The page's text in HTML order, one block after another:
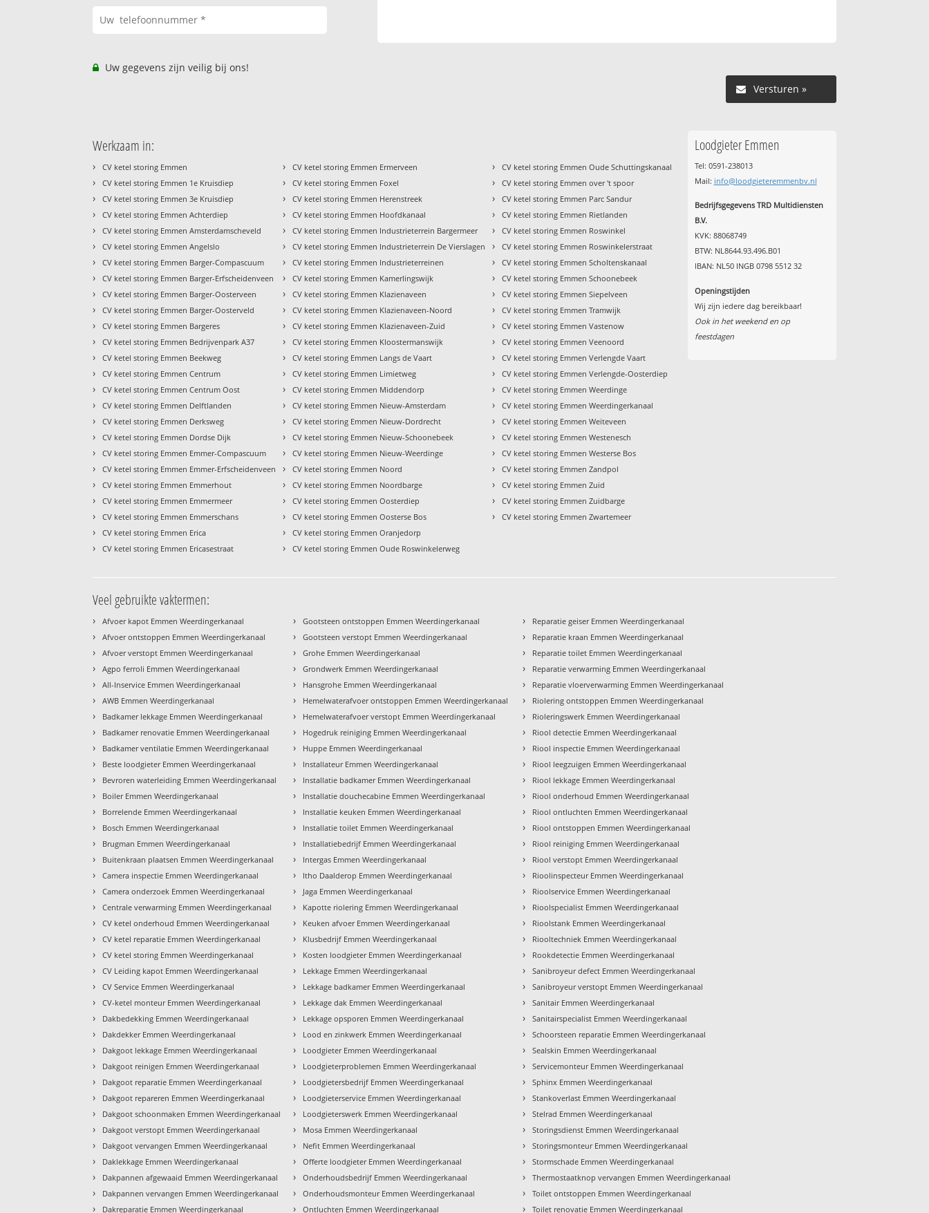
Uw gegevens zijn veilig bij ons!
Versturen »
Werkzaam in:
› CV ketel storing Emmen
› CV ketel storing Emmen 1e Kruisdiep
› CV ketel storing Emmen 3e Kruisdiep
› CV ketel storing Emmen Achterdiep
› CV ketel storing Emmen Amsterdamscheveld
› CV ketel storing Emmen Angelslo
› CV ketel storing Emmen Barger-Compascuum
› CV ketel storing Emmen Barger-Erfscheidenveen
› CV ketel storing Emmen Barger-Oosterveen
› CV ketel storing Emmen Barger-Oosterveld
› CV ketel storing Emmen Bargeres
› CV ketel storing Emmen Bedrijvenpark A37
› CV ketel storing Emmen Beekweg
› CV ketel storing Emmen Centrum
› CV ketel storing Emmen Centrum Oost
› CV ketel storing Emmen Delftlanden
› CV ketel storing Emmen Derksweg
› CV ketel storing Emmen Dordse Dijk
› CV ketel storing Emmen Emmer-Compascuum
› CV ketel storing Emmen Emmer-Erfscheidenveen
› CV ketel storing Emmen Emmerhout
› CV ketel storing Emmen Emmermeer
› CV ketel storing Emmen Emmerschans
› CV ketel storing Emmen Erica
› CV ketel storing Emmen Ericasestraat
› CV ketel storing Emmen Ermerveen
› CV ketel storing Emmen Foxel
› CV ketel storing Emmen Herenstreek
› CV ketel storing Emmen Hoofdkanaal
› CV ketel storing Emmen Industrieterrein Bargermeer
› CV ketel storing Emmen Industrieterrein De Vierslagen
› CV ketel storing Emmen Industrieterreinen
› CV ketel storing Emmen Kamerlingswijk
› CV ketel storing Emmen Klazienaveen
› CV ketel storing Emmen Klazienaveen-Noord
› CV ketel storing Emmen Klazienaveen-Zuid
› CV ketel storing Emmen Kloostermanswijk
› CV ketel storing Emmen Langs de Vaart
› CV ketel storing Emmen Limietweg
› CV ketel storing Emmen Middendorp
› CV ketel storing Emmen Nieuw-Amsterdam
› CV ketel storing Emmen Nieuw-Dordrecht
› CV ketel storing Emmen Nieuw-Schoonebeek
› CV ketel storing Emmen Nieuw-Weerdinge
› CV ketel storing Emmen Noord
› CV ketel storing Emmen Noordbarge
› CV ketel storing Emmen Oosterdiep
› CV ketel storing Emmen Oosterse Bos
› CV ketel storing Emmen Oranjedorp
› CV ketel storing Emmen Oude Roswinkelerweg
› CV ketel storing Emmen Oude Schuttingskanaal
› CV ketel storing Emmen over 't spoor
› CV ketel storing Emmen Parc Sandur
› CV ketel storing Emmen Rietlanden
› CV ketel storing Emmen Roswinkel
› CV ketel storing Emmen Roswinkelerstraat
› CV ketel storing Emmen Scholtenskanaal
› CV ketel storing Emmen Schoonebeek
› CV ketel storing Emmen Siepelveen
› CV ketel storing Emmen Tramwijk
› CV ketel storing Emmen Vastenow
› CV ketel storing Emmen Veenoord
› CV ketel storing Emmen Verlengde Vaart
› CV ketel storing Emmen Verlengde-Oosterdiep
› CV ketel storing Emmen Weerdinge
› CV ketel storing Emmen Weerdingerkanaal
› CV ketel storing Emmen Weiteveen
› CV ketel storing Emmen Westenesch
› CV ketel storing Emmen Westerse Bos
› CV ketel storing Emmen Zandpol
› CV ketel storing Emmen Zuid
› CV ketel storing Emmen Zuidbarge
› CV ketel storing Emmen Zwartemeer
Loodgieter Emmen
Tel: 0591-238013
Mail: info@loodgieteremmenbv.nl
Bedrijfsgegevens TRD Multidiensten
B.V.
KVK: 88068749
BTW: NL8644.93.496.B01
IBAN: NL50 INGB 0798 5512 32
Openingstijden
Wij zijn iedere dag bereikbaar!
Ook in het weekend en op
feestdagen
Veel gebruikte vaktermen:
› Afvoer kapot Emmen Weerdingerkanaal
› Afvoer ontstoppen Emmen Weerdingerkanaal
› Afvoer verstopt Emmen Weerdingerkanaal
› Agpo ferroli Emmen Weerdingerkanaal
› All-Inservice Emmen Weerdingerkanaal
› AWB Emmen Weerdingerkanaal
› Badkamer lekkage Emmen Weerdingerkanaal
› Badkamer renovatie Emmen Weerdingerkanaal
› Badkamer ventilatie Emmen Weerdingerkanaal
› Beste loodgieter Emmen Weerdingerkanaal
› Bevroren waterleiding Emmen Weerdingerkanaal
› Boiler Emmen Weerdingerkanaal
› Borrelende Emmen Weerdingerkanaal
› Bosch Emmen Weerdingerkanaal
› Brugman Emmen Weerdingerkanaal
› Buitenkraan plaatsen Emmen Weerdingerkanaal
› Camera inspectie Emmen Weerdingerkanaal
› Camera onderzoek Emmen Weerdingerkanaal
› Centrale verwarming Emmen Weerdingerkanaal
› CV ketel onderhoud Emmen Weerdingerkanaal
› CV ketel reparatie Emmen Weerdingerkanaal
› CV ketel storing Emmen Weerdingerkanaal
› CV Leiding kapot Emmen Weerdingerkanaal
› CV Service Emmen Weerdingerkanaal
› CV-ketel monteur Emmen Weerdingerkanaal
› Dakbedekking Emmen Weerdingerkanaal
› Dakdekker Emmen Weerdingerkanaal
› Dakgoot lekkage Emmen Weerdingerkanaal
› Dakgoot reinigen Emmen Weerdingerkanaal
› Dakgoot reparatie Emmen Weerdingerkanaal
› Dakgoot repareren Emmen Weerdingerkanaal
› Dakgoot schoonmaken Emmen Weerdingerkanaal
› Dakgoot verstopt Emmen Weerdingerkanaal
› Dakgoot vervangen Emmen Weerdingerkanaal
› Daklekkage Emmen Weerdingerkanaal
› Dakpannen afgewaaid Emmen Weerdingerkanaal
› Dakpannen vervangen Emmen Weerdingerkanaal
› Dakreparatie Emmen Weerdingerkanaal
› Gootsteen ontstoppen Emmen Weerdingerkanaal
› Gootsteen verstopt Emmen Weerdingerkanaal
› Grohe Emmen Weerdingerkanaal
› Grondwerk Emmen Weerdingerkanaal
› Hansgrohe Emmen Weerdingerkanaal
› Hemelwaterafvoer ontstoppen Emmen Weerdingerkanaal
› Hemelwaterafvoer verstopt Emmen Weerdingerkanaal
› Hogedruk reiniging Emmen Weerdingerkanaal
› Huppe Emmen Weerdingerkanaal
› Installateur Emmen Weerdingerkanaal
› Installatie badkamer Emmen Weerdingerkanaal
› Installatie douchecabine Emmen Weerdingerkanaal
› Installatie keuken Emmen Weerdingerkanaal
› Installatie toilet Emmen Weerdingerkanaal
› Installatiebedrijf Emmen Weerdingerkanaal
› Intergas Emmen Weerdingerkanaal
› Itho Daalderop Emmen Weerdingerkanaal
› Jaga Emmen Weerdingerkanaal
› Kapotte riolering Emmen Weerdingerkanaal
› Keuken afvoer Emmen Weerdingerkanaal
› Klusbedrijf Emmen Weerdingerkanaal
› Kosten loodgieter Emmen Weerdingerkanaal
› Lekkage Emmen Weerdingerkanaal
› Lekkage badkamer Emmen Weerdingerkanaal
› Lekkage dak Emmen Weerdingerkanaal
› Lekkage opsporen Emmen Weerdingerkanaal
› Lood en zinkwerk Emmen Weerdingerkanaal
› Loodgieter Emmen Weerdingerkanaal
› Loodgieterproblemen Emmen Weerdingerkanaal
› Loodgietersbedrijf Emmen Weerdingerkanaal
› Loodgieterservice Emmen Weerdingerkanaal
› Loodgieterswerk Emmen Weerdingerkanaal
› Mosa Emmen Weerdingerkanaal
› Nefit Emmen Weerdingerkanaal
› Offerte loodgieter Emmen Weerdingerkanaal
› Onderhoudsbedrijf Emmen Weerdingerkanaal
› Onderhoudsmonteur Emmen Weerdingerkanaal
› Ontluchten Emmen Weerdingerkanaal
› Reparatie geiser Emmen Weerdingerkanaal
› Reparatie kraan Emmen Weerdingerkanaal
› Reparatie toilet Emmen Weerdingerkanaal
› Reparatie verwarming Emmen Weerdingerkanaal
› Reparatie vloerverwarming Emmen Weerdingerkanaal
› Riolering ontstoppen Emmen Weerdingerkanaal
› Rioleringswerk Emmen Weerdingerkanaal
› Riool detectie Emmen Weerdingerkanaal
› Riool inspectie Emmen Weerdingerkanaal
› Riool leegzuigen Emmen Weerdingerkanaal
› Riool lekkage Emmen Weerdingerkanaal
› Riool onderhoud Emmen Weerdingerkanaal
› Riool ontluchten Emmen Weerdingerkanaal
› Riool ontstoppen Emmen Weerdingerkanaal
› Riool reiniging Emmen Weerdingerkanaal
› Riool verstopt Emmen Weerdingerkanaal
› Rioolinspecteur Emmen Weerdingerkanaal
› Rioolservice Emmen Weerdingerkanaal
› Rioolspecialist Emmen Weerdingerkanaal
› Rioolstank Emmen Weerdingerkanaal
› Riooltechniek Emmen Weerdingerkanaal
› Rookdetectie Emmen Weerdingerkanaal
› Sanibroyeur defect Emmen Weerdingerkanaal
› Sanibroyeur verstopt Emmen Weerdingerkanaal
› Sanitair Emmen Weerdingerkanaal
› Sanitairspecialist Emmen Weerdingerkanaal
› Schoorsteen reparatie Emmen Weerdingerkanaal
› Sealskin Emmen Weerdingerkanaal
› Servicemonteur Emmen Weerdingerkanaal
› Sphinx Emmen Weerdingerkanaal
› Stankoverlast Emmen Weerdingerkanaal
› Stelrad Emmen Weerdingerkanaal
› Storingsdienst Emmen Weerdingerkanaal
› Storingsmonteur Emmen Weerdingerkanaal
› Stormschade Emmen Weerdingerkanaal
› Thermostaatknop vervangen Emmen Weerdingerkanaal
› Toilet ontstoppen Emmen Weerdingerkanaal
› Toilet renovatie Emmen Weerdingerkanaal